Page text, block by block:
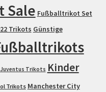
Sale Fußballtrikot Set
Trikots Günstige
Juventus Trikots Kinder
Trikots Manchester City